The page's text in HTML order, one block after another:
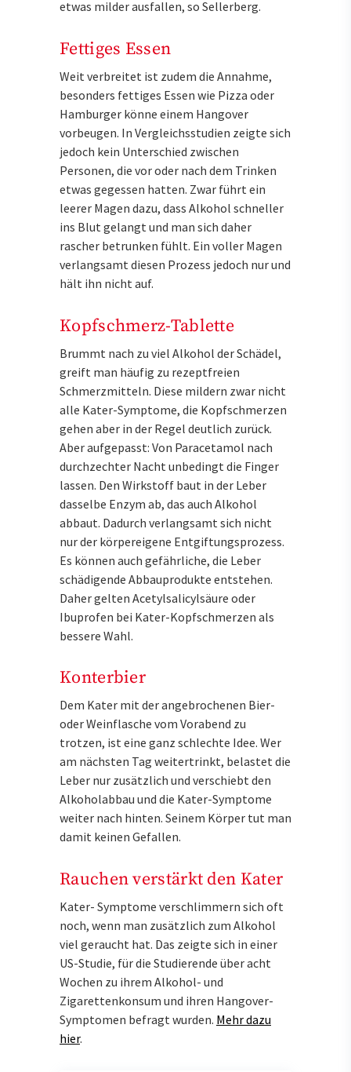
etwas milder ausfallen, so Sellerberg.
Fettiges Essen
Weit verbreitet ist zudem die Annahme,
besonders fettiges Essen wie Pizza oder
Hamburger könne einem Hangover
vorbeugen. In Vergleichsstudien zeigte sich
jedoch kein Unterschied zwischen
Personen, die vor oder nach dem Trinken
etwas gegessen hatten. Zwar führt ein
leerer Magen dazu, dass Alkohol schneller
ins Blut gelangt und man sich daher
rascher betrunken fühlt. Ein voller Magen
verlangsamt diesen Prozess jedoch nur und
hält ihn nicht auf.
Kopfschmerz-Tablette
Brummt nach zu viel Alkohol der Schädel,
greift man häufig zu rezeptfreien
Schmerzmitteln. Diese mildern zwar nicht
alle Kater-Symptome, die Kopfschmerzen
gehen aber in der Regel deutlich zurück.
Aber aufgepasst: Von Paracetamol nach
durchzechter Nacht unbedingt die Finger
lassen. Den Wirkstoff baut in der Leber
dasselbe Enzym ab, das auch Alkohol
abbaut. Dadurch verlangsamt sich nicht
nur der körpereigene Entgiftungsprozess.
Es können auch gefährliche, die Leber
schädigende Abbauprodukte entstehen.
Daher gelten Acetylsalicylsäure oder
Ibuprofen bei Kater-Kopfschmerzen als
bessere Wahl.
Konterbier
Dem Kater mit der angebrochenen Bier-
oder Weinflasche vom Vorabend zu
trotzen, ist eine ganz schlechte Idee. Wer
am nächsten Tag weitertrinkt, belastet die
Leber nur zusätzlich und verschiebt den
Alkoholabbau und die Kater-Symptome
weiter nach hinten. Seinem Körper tut man
damit keinen Gefallen.
Rauchen verstärkt den Kater
Kater- Symptome verschlimmern sich oft
noch, wenn man zusätzlich zum Alkohol
viel geraucht hat. Das zeigte sich in einer
US-Studie, für die Studierende über acht
Wochen zu ihrem Alkohol- und
Zigarettenkonsum und ihren Hangover-
Symptomen befragt wurden. Mehr dazu
hier.